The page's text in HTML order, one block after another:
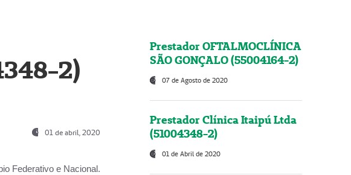
2)
01 de abril, 2020
Federativo e Nacional.
Prestador OFTALMOCLÍNICA
SÃO GONÇALO (55004164-2)
07 de Agosto de 2020
Prestador Clínica Itaipú Ltda
(51004348-2)
01 de Abril de 2020